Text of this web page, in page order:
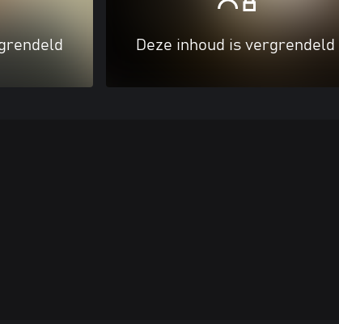
Deze inhoud is vergrendeld